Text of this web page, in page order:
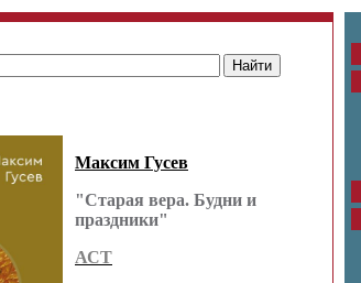
Максим Гусев
"Старая вера. Будни и
праздники"
АСТ